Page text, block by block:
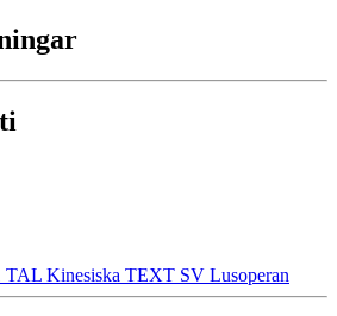
TAL Kinesiska TEXT SV Lusoperan